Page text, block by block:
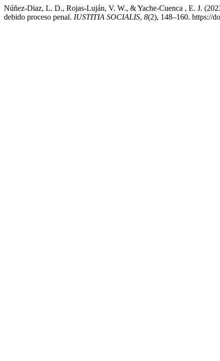
Núñez-Diaz, L. D., Rojas-Luján, V. W., & Yache-Cuenca , E. J.
debido proceso penal. IUSTITIA SOCIALIS, 8(2), 148–160. https://